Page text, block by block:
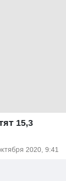
15,3
2020, 9:41